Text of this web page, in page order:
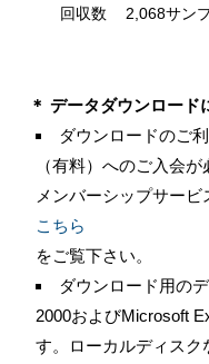
回収数 2,068サン
＊ データダウンロード
ダウンロードのご
（有料）へのご入会が
メンバーシップサービ
こちら
をご覧下さい。
ダウンロード用の
2000およびMicrosoft
す。ローカルディスク